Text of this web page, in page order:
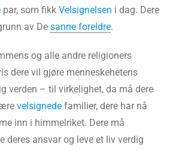
par, som fikk Velsignelsen i dag. Dere
av De sanne foreldre.
og alle andre religioners
dere vil gjøre menneskehetens
verden – til virkelighet, da må dere
velsignede familier, dere har nå
inn i himmelriket. Dere må
deres ansvar og leve et liv verdig